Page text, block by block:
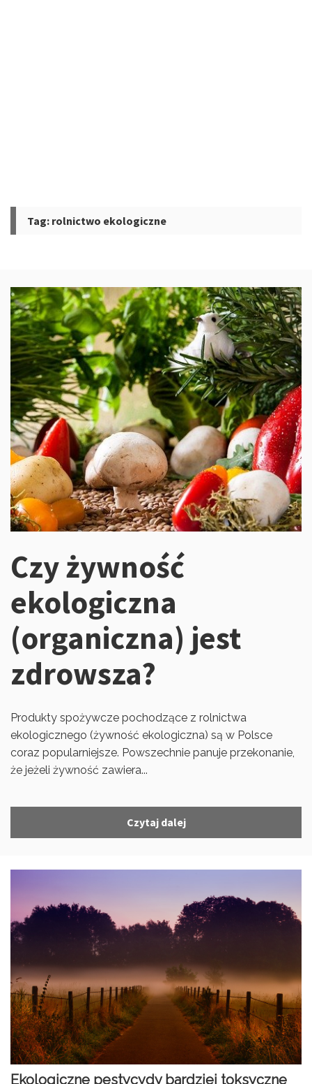
Tag: rolnictwo ekologiczne
Czy żywność
ekologiczna
(organiczna) jest
zdrowsza?
Produkty spożywcze pochodzące z rolnictwa
ekologicznego (żywność ekologiczna) są w Polsce
coraz popularniejsze. Powszechnie panuje przekonanie,
że jeżeli żywność zawiera...
Czytaj dalej
Ekologiczne pestycydy bardziej toksyczne